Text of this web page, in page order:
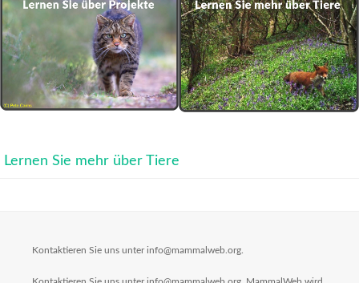
Lernen Sie mehr über Tiere
Kontaktieren Sie uns unter info@mammalweb.org.